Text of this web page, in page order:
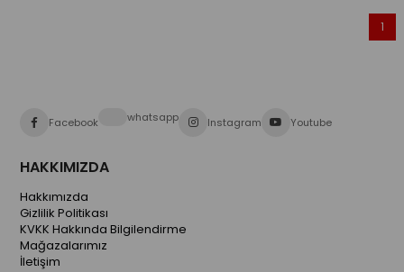
1
Facebook whatsapp Instagram Youtube
HAKKIMIZDA
Hakkımızda
Gizlilik Politikası
KVKK Hakkında Bilgilendirme
Mağazalarımız
İletişim